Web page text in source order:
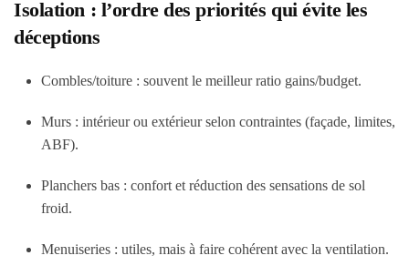
Isolation : l’ordre des priorités qui évite les
déceptions
Combles/toiture : souvent le meilleur ratio gains/budget.
Murs : intérieur ou extérieur selon contraintes (façade, limites,
ABF).
Planchers bas : confort et réduction des sensations de sol
froid.
Menuiseries : utiles, mais à faire cohérent avec la ventilation.